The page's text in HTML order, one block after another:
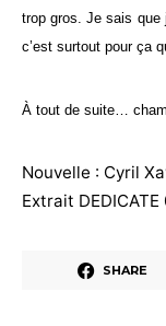
trop gros. Je sais que
c’est surtout pour ça
À tout de suite…
Nouvelle : Cyril
Extrait
SHARE